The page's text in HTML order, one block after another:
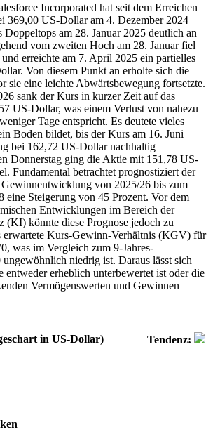
Incorporated hat seit dem Erreichen
369,00 US-Dollar am 4. Dezember 2024
am 28. Januar 2025 deutlich an
vom zweiten Hoch am 28. Januar fiel
erreichte am 7. April 2025 ein partielles
Von diesem Punkt an erholte sich die
sie eine leichte Abwärtsbewegung fortsetzte.
sank der Kurs in kurzer Zeit auf das
US-Dollar, was einem Verlust von nahezu
Tage entspricht. Es deutete vieles
Boden bildet, bis der Kurs am 16. Juni
bei 162,72 US-Dollar nachhaltig
Donnerstag ging die Aktie mit 151,78 US-
Fundamental betrachtet prognostiziert der
von 2025/26 bis zum
eine Steigerung von 45 Prozent. Vor dem
Entwicklungen im Bereich der
(KI) könnte diese Prognose jedoch zu
erwartete Kurs-Gewinn-Verhältnis (KGV) für
was im Vergleich zum 9-Jahres-
niedrig ist. Daraus lässt sich
entweder erheblich unterbewertet ist oder die
Vermögenswerten und Gewinnen
in US-Dollar) Tendenz: